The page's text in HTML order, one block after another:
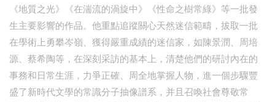
《地質之光》《在湍流的渦旋中》《性命之樹常綠》等一批發
生主要影響的作品。他重點追蹤關心天然迷信範疇，拔取一批
在學術上勇攀岑嶺、獲得嚴重成績的迷信家，如陳景潤、周培
源、蔡希陶等，在深刻采訪的基本上，清楚他們的研討內在的
事務和日常生涯，力爭正確、周全地掌握人物，進一個步驟豐
盛了新時代文學的常識分子抽像譜系，并且召喚社會尊敬常